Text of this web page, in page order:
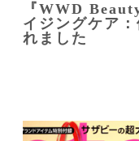
『WWD
イジングケア
れました